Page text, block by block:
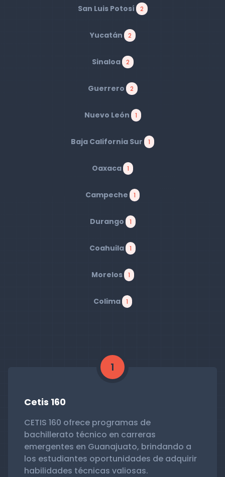
San Luis Potosí 2
Yucatán 2
Sinaloa 2
Guerrero 2
Nuevo León 1
Baja California Sur 1
Oaxaca 1
Campeche 1
Durango 1
Coahuila 1
Morelos 1
Colima 1
1
Cetis 160
CETIS 160 ofrece programas de
bachillerato técnico en carreras
emergentes en Guanajuato, brindando a
los estudiantes oportunidades de adquirir
habilidades técnicas valiosas.